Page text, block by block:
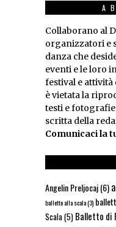
Collaborano al
organizzatori e
danza che
eventi e le loro
festival e
è vietata la
testi e
scritta della
Comunicaci la
Angelin Preljocaj(6)
balletto alla scala(3)
Scala(5) Balletto di